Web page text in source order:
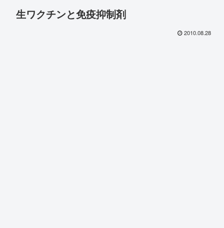
生ワクチンと免疫抑制剤
2010.08.28